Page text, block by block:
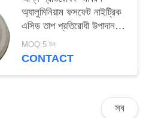
অ্যালুমিনিয়াম ফসফেট নাইট্রিক
এসিড তাপ প্রতিরোধী উপাদান
ক্যাস 7784-30-7 দ্রবণীয়
MOQ:5 টন
CONTACT
সব